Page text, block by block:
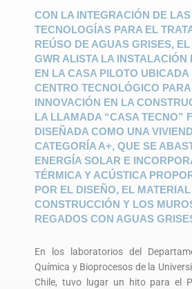
CON LA INTEGRACIÓN DE LAS
TECNOLOGÍAS PARA EL
REÚSO DE AGUAS GRISES,
GWR ALISTA LA INSTALACIÓN
EN LA CASA PILOTO UBICADA
CENTRO TECNOLÓGICO
INNOVACIÓN EN LA
LA LLAMADA “CASA TECNO”
DISEÑADA COMO UNA
CATEGORÍA A+, QUE SE
ENERGÍA SOLAR E
TÉRMICA Y ACÚSTICA
POR EL DISEÑO, EL
CONSTRUCCIÓN Y LOS
REGADOS CON AGUAS
En los laboratorios del
Química y Bioprocesos de la
Chile, tuvo lugar un hito para el